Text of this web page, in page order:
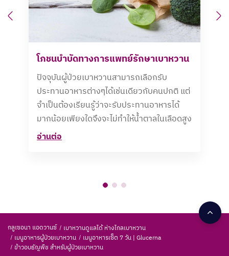
โภชนบำบัดทางการแพทย์รักษาเบาหวาน
ปัจจุบันผู้ป่วยเบาหวานสามารถเลือกรับ
ประทานอาหารต่างๆได้เช่นเดียวกับคนปกติ แต่
จำเป็นต้องเรียนรู้ว่าจะรับประทานอาหารได้
มากน้อยเพียงใดจึงจะไม่ทำให้น้ำตาลในเลือดสูง
อ่านต่อ
กลูเซอนา แอดวานซ์
เบาหวานดูแลได้ ห่างไกลเบาหวาน
เมนูอาหารผู้ป่วยเบาหวาน
เมนูอาหารเซ็ต 7 วัน | Glucerna
ข้าวอบธัญพืช สำหรับผู้ป่วยเบาหวาน